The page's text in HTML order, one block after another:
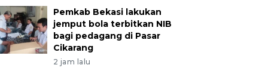
Pemkab Bekasi lakukan
jemput bola terbitkan NIB
bagi pedagang di Pasar
Cikarang
2 jam lalu